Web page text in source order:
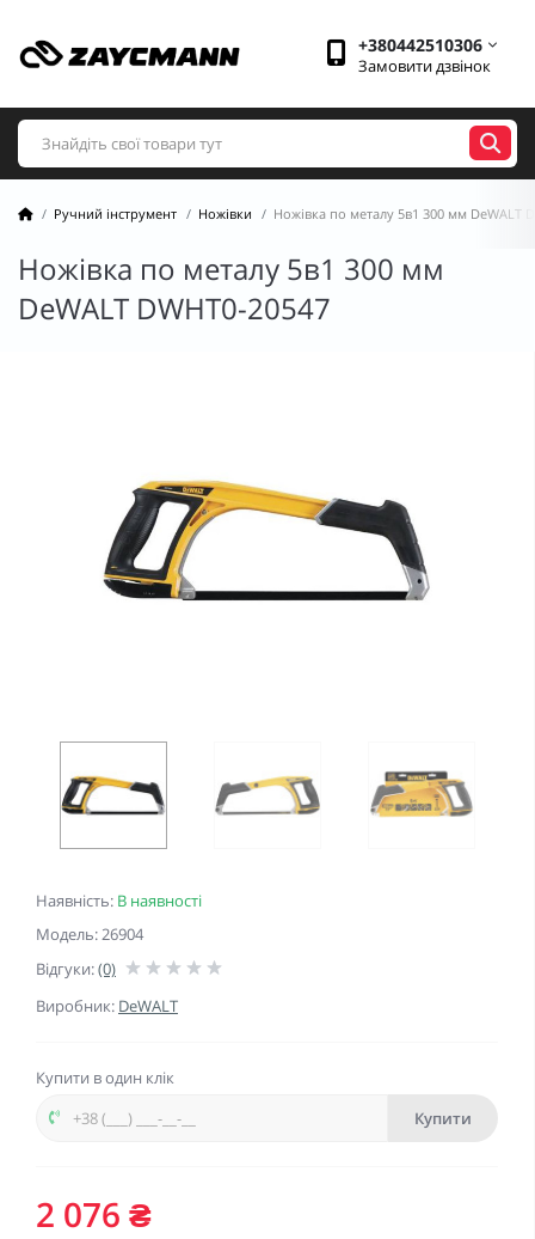
+380442510306
Замовити дзвінок
Ручний інструмент Ножівки Ножівка по металу 5в1 300 мм DeWALT
Ножівка по металу 5в1 300 мм
DeWALT DWHT0-20547
Наявність: В наявності
Модель: 26904
Відгуки:(0)
Виробник: DeWALT
Купити в один клік
Купити
2 076 ₴